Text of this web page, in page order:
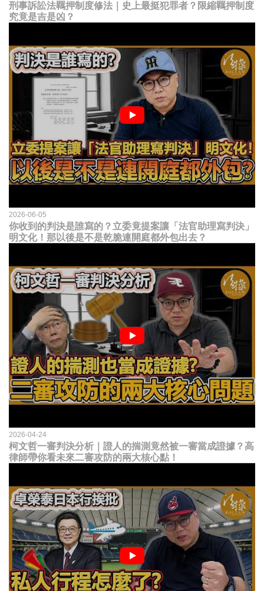
刑事訴訟法羈押制度修法｜史上最挺犯罪者？限縮羈押制度
究竟是吉是凶？
2026-06-05
你收到的判決是誰寫的？立委竟提案讓「法官助理寫判決」
明文化！那以後是不是乾脆連開庭都外包出去？
2026-04-24
柯文哲一審判決分析｜證人的揣測竟然被一審當成證據？高
律師帶你看未來二審攻防的兩大核心點！